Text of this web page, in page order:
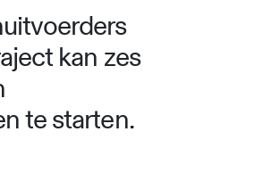
kan zes
te starten.